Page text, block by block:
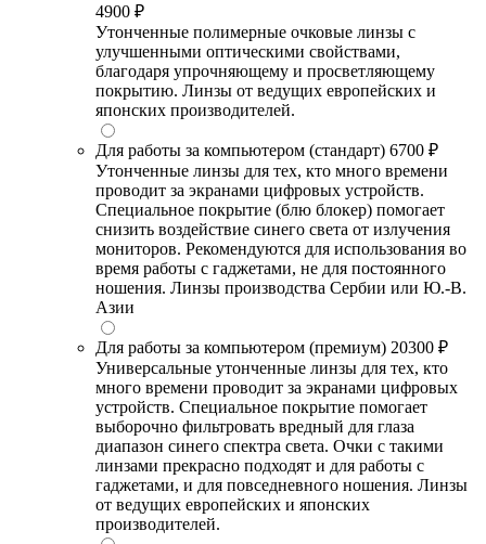
4900 ₽
Утонченные полимерные очковые линзы с
улучшенными оптическими свойствами,
благодаря упрочняющему и просветляющему
покрытию. Линзы от ведущих европейских и
японских производителей.
Для работы за компьютером (стандарт) 6700 ₽
Утонченные линзы для тех, кто много времени
проводит за экранами цифровых устройств.
Специальное покрытие (блю блокер) помогает
снизить воздействие синего света от излучения
мониторов. Рекомендуются для использования во
время работы с гаджетами, не для постоянного
ношения. Линзы производства Сербии или Ю.-В.
Азии
Для работы за компьютером (премиум) 20300 ₽
Универсальные утонченные линзы для тех, кто
много времени проводит за экранами цифровых
устройств. Специальное покрытие помогает
выборочно фильтровать вредный для глаза
диапазон синего спектра света. Очки с такими
линзами прекрасно подходят и для работы с
гаджетами, и для повседневного ношения. Линзы
от ведущих европейских и японских
производителей.